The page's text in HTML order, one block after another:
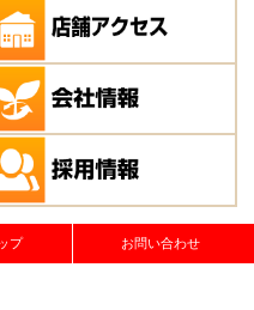
プ お問い合わせ